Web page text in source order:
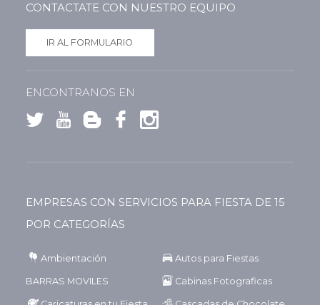
CONTACTATE CON NUESTRO EQUIPO
IR AL FORMULARIO
ENCONTRANOS EN
EMPRESAS CON SERVICIOS PARA FIESTA DE 15
POR CATEGORÍAS
Ambientación Autos para Fiestas
BARRAS MOVILES Cabinas Fotograficas